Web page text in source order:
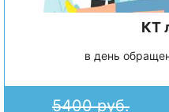
КТ
в день
5400 руб.